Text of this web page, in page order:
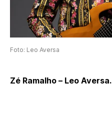
Foto: Leo Aversa
Zé Ramalho – Leo Aversa.